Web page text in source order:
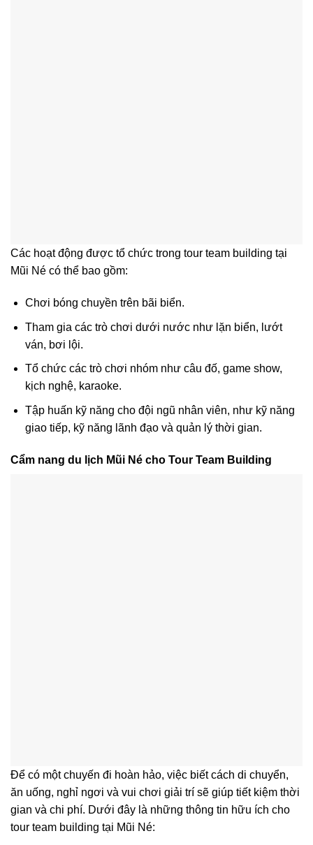
Các hoạt động được tổ chức trong tour team building tại
Mũi Né có thể bao gồm:
Chơi bóng chuyền trên bãi biển.
Tham gia các trò chơi dưới nước như lặn biển, lướt
ván, bơi lội.
Tổ chức các trò chơi nhóm như câu đố, game show,
kịch nghệ, karaoke.
Tập huấn kỹ năng cho đội ngũ nhân viên, như kỹ năng
giao tiếp, kỹ năng lãnh đạo và quản lý thời gian.
Cẩm nang du lịch Mũi Né cho Tour Team Building
Để có một chuyến đi hoàn hảo, việc biết cách di chuyển,
ăn uống, nghỉ ngơi và vui chơi giải trí sẽ giúp tiết kiệm thời
gian và chi phí. Dưới đây là những thông tin hữu ích cho
tour team building tại Mũi Né: